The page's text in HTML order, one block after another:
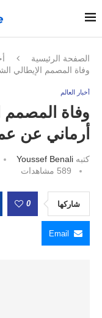
الصفحة الرئيسية
وفاة المصمم الإيطالي
أخبار العالم
وفاة المصمم
أرماني عن عمر 91
كتبه Youssef Benali
589 مشاهدات
شاركها 0
Email